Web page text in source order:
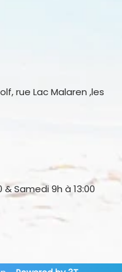
rue Lac Malaren ,les
& Samedi 9h à 13:00